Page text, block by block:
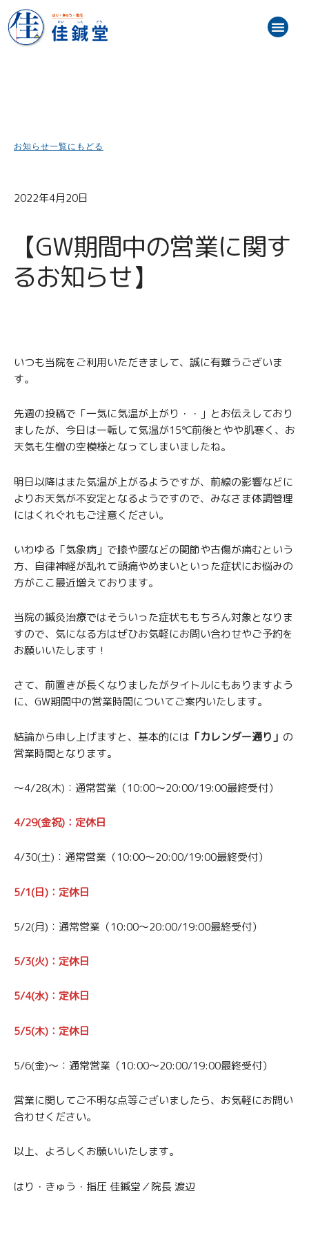
容
メ
ニ
お知らせ一覧にもどる
2022年4月20日
【GW期間中の営業に関す
るお知らせ】
いつも当院をご利用いただきまして、誠に有難うございま
す。
先週の投稿で「一気に気温が上がり・・」とお伝えしており
ましたが、今日は一転して気温が15℃前後とやや肌寒く、お
天気も生憎の空模様となってしまいましたね。
明日以降はまた気温が上がるようですが、前線の影響などに
よりお天気が不安定となるようですので、みなさま体調管理
にはくれぐれもご注意ください。
いわゆる「気象病」で膝や腰などの関節や古傷が痛むという
方、自律神経が乱れて頭痛やめまいといった症状にお悩みの
方がここ最近増えております。
当院の鍼灸治療ではそういった症状ももちろん対象となりま
すので、気になる方はぜひお気軽にお問い合わせやご予約を
お願いいたします！
さて、前置きが長くなりましたがタイトルにもありますよう
に、GW期間中の営業時間についてご案内いたします。
結論から申し上げますと、基本的には 「カレンダー通り」 の
営業時間となります。
〜4/28(木)：通常営業（10:00〜20:00/19:00最終受付）
4/29(金祝)：定休日
4/30(土)：通常営業（10:00〜20:00/19:00最終受付）
5/1(日)：定休日
5/2(月)：通常営業（10:00〜20:00/19:00最終受付）
5/3(火)：定休日
5/4(水)：定休日
5/5(木)：定休日
5/6(金)〜：通常営業（10:00〜20:00/19:00最終受付）
営業に関してご不明な点等ございましたら、お気軽にお問い
合わせください。
以上、よろしくお願いいたします。
はり・きゅう・指圧 佳鍼堂／院長 渡辺